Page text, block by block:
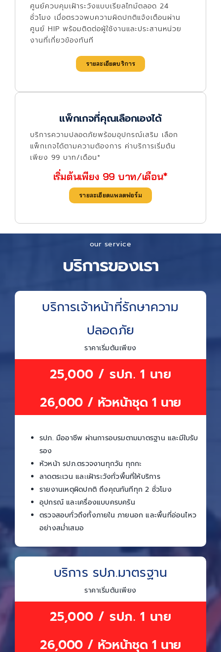
ศูนย์ควบคุมเฝ้าระวังแบบเรียลไทม์ตลอด 24
ชั่วโมง เมื่อตรวจพบความผิดปกติแจ้งเตือนผ่าน
ศูนย์ HIP พร้อมติดต่อผู้ใช้งานและประสานหน่วย
งานที่เกี่ยวข้องทันที
รายละเอียดบริการ
แพ็กเกจที่คุณเลือกเองได้
บริการความปลอดภัยพร้อมอุปกรณ์เสริม เลือก
แพ็กเกจได้ตามความต้องการ ค่าบริการเริ่มต้น
เพียง 99 บาท/เดือน*
เริ่มต้นเพียง 99 บาท/เดือน*
รายละเอียดแพลตฟอร์ม
our service
บริการของเรา
บริการเจ้าหน้าที่รักษาความ
ปลอดภัย
ราคาเริ่มต้นเพียง
25,000 / รปภ. 1 นาย
26,000 / หัวหน้าชุด 1 นาย
รปภ. มืออาชีพ ผ่านการอบรมตามมาตรฐาน และมีใบรับ
รอง
หัวหน้า รปภ.ตรวจงานทุกวัน ทุกกะ
ลาดตระเวน และเฝ้าระวังทั่วพื้นที่ให้บริการ
รายงานเหตุผิดปกติ ถึงคุณทันทีทุก 2 ชั่วโมง
อุปกรณ์ และเครื่องแบบครบครัน
ตรวจสอบทั่วถึงทั้งภายใน ภายนอก และพื้นที่อ่อนไหว
อย่างสม่ำเสมอ
บริการ รปภ.มาตรฐาน
ราคาเริ่มต้นเพียง
25,000 / รปภ. 1 นาย
26,000 / หัวหน้าชุด 1 นาย